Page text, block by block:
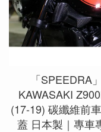
「SPEEDRA」
KAWASAKI
(17-19) 碳纖維前
蓋 日本製｜專車